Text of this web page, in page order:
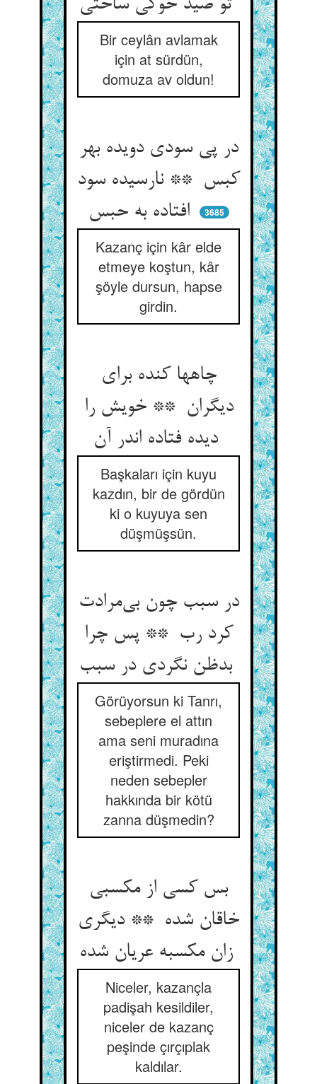
Bir ceylân avlamak
için at sürdün,
domuza av oldun!
در پی سودی دویده بهر
کبس ** نارسیده سود
افتاده به حبس
3685
Kazanç için kâr elde
etmeye koştun, kâr
şöyle dursun, hapse
girdin.
چاهها کنده برای
دیگران ** خویش را
دیده فتاده اندر آن
Başkaları için kuyu
kazdın, bir de gördün
ki o kuyuya sen
düşmüşsün.
در سبب چون بی‌مرادت
کرد رب ** پس چرا
بدظن نگردی در سبب
Görüyorsun ki Tanrı,
sebeplere el attın
ama seni muradına
eriştirmedi. Peki
neden sebepler
hakkında bir kötü
zanna düşmedin?
بس کسی از مکسبی
خاقان شده ** دیگری
زان مکسبه عریان شده
Niceler, kazançla
padişah kesildiler,
niceler de kazanç
peşinde çırçıplak
kaldılar.